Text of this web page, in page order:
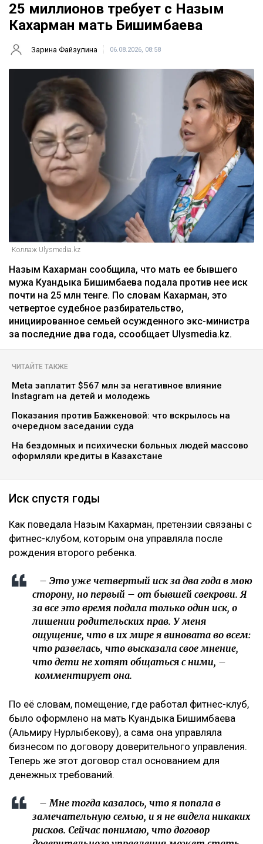
25 миллионов требует с Назым
Кахарман мать Бишимбаева
Зарина Файзулина 06.08.2026, 08:58
Коллаж Ulysmedia.kz
Назым Кахарман сообщила, что мать ее бывшего
мужа Куандыка Бишимбаева подала против нее иск
почти на 25 млн тенге. По словам Кахарман, это
четвертое судебное разбирательство,
инициированное семьей осужденного экс-министра
за последние два года, ссообщает Ulysmedia.kz.
ЧИТАЙТЕ ТАКЖЕ
Meta заплатит $567 млн за негативное влияние
Instagram на детей и молодежь
Показания против Бажкеновой: что вскрылось на
очередном заседании суда
На бездомных и психически больных людей массово
оформляли кредиты в Казахстане
Иск спустя годы
Как поведала Назым Кахарман, претензии связаны с
фитнес-клубом, которым она управляла после
рождения второго ребенка.
– Это уже четвертый иск за два года в мою
сторону, но первый – от бывшей свекрови. Я
за все это время подала только один иск, о
лишении родительских прав. У меня
ощущение, что в их мире я виновата во всем:
что развелась, что высказала свое мнение,
что дети не хотят общаться с ними, –
комментирует она.
По её словам, помещение, где работал фитнес-клуб,
было оформлено на мать Куандыка Бишимбаева
(Альмиру Нурлыбекову), а сама она управляла
бизнесом по договору доверительного управления.
Теперь же этот договор стал основанием для
денежных требований.
– Мне тогда казалось, что я попала в
замечательную семью, и я не видела никаких
рисков. Сейчас понимаю, что договор